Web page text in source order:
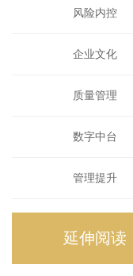
风险内控
企业文化
质量管理
数字中台
管理提升
延伸阅读